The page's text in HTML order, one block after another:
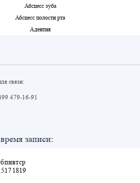
Абсцесс зуба
Абсцесс полости рта
Адентия
связи:
479-16-91
записи:
пн
17
вт
18
ср
19